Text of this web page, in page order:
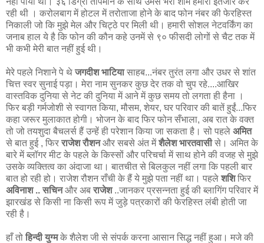
रही थी । करोलबाग में होटल में तरोताजा होने के बाद फोन नंबर की फेरहिस्त
निकाली जो कि मुझे मेल और चिट्ठे पर मिली थी। हमारी सोशल नेटवर्किंग का
जनाब हाल ये है कि फोन की कौन कहे उनमें से ९० फीसदी लोगों से चैट तक में
भी कभी मेरी बात नहीं हुई थी।
मेरे पहले निशाने पे थेजगदीश भाटियासाहब...नंबर तुरंत लगा और उधर से शांत
चित्त स्वर सुनाई पड़ा। मेरा नाम सुनकर कुछ देर तक वो चुप रहे....आखिर
वास्तविक दुनिया से नेट की दुनिया में आने में कुछ समय तो लगता ही हैना ।
फिर बड़ी गर्मजोशी से स्वागत किया, मौसम, शेयर, घर परिवार की बातें हुईं...फिर
कहा जरूर मुलाकात होगी। भोजन के बाद फिर फोन सँभाला, अब रात के वक्त
तो जो तयशुदा बैचलर्स हैं उन्हें ही परेशान किया जा सकता है। सो पहले अमित
से बात हुई , फिरराजेश रौशनऔर सबसे अंत मेंशैलेश भारतवासीसे। अमित के
बारे में ब्लॉगर मीट के पहले के किस्सों और परिचर्चा में साथ होने की वजह से मुझे
उसके व्यक्तित्व का अंदाजा था। बातचीत से बिलकुल नहीं लगा कि पहली बार
बात हो रही हो। राजेश रौशन राँची के हैं ये मुझे पता नहीं था। पहलेशशिफिर
अविनाश .. सचिनऔर अबराजेश..जानकर प्रसन्नता हुई की ब्लागिंग परिवार में
झारखंड से किसी ना किसी रूप में जुड़े पत्रकारों की फेरहिस्त लंबी होती जा
रही है।
हाँ तोहिन्दी युग्मके शैलेश जी से संपर्क करना आसान सिद्ध नहीं हुआ। मजे की